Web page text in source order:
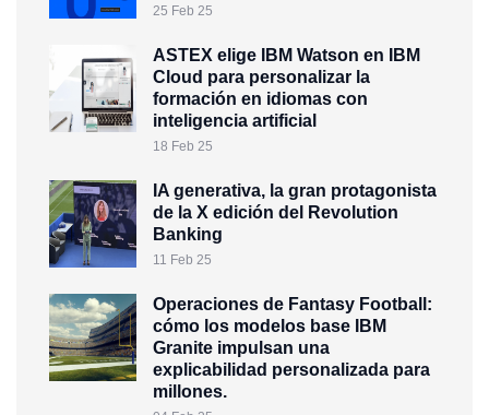
25 Feb 25
ASTEX elige IBM Watson en IBM
Cloud para personalizar la
formación en idiomas con
inteligencia artificial
18 Feb 25
IA generativa, la gran protagonista
de la X edición del Revolution
Banking
11 Feb 25
Operaciones de Fantasy Football:
cómo los modelos base IBM
Granite impulsan una
explicabilidad personalizada para
millones.